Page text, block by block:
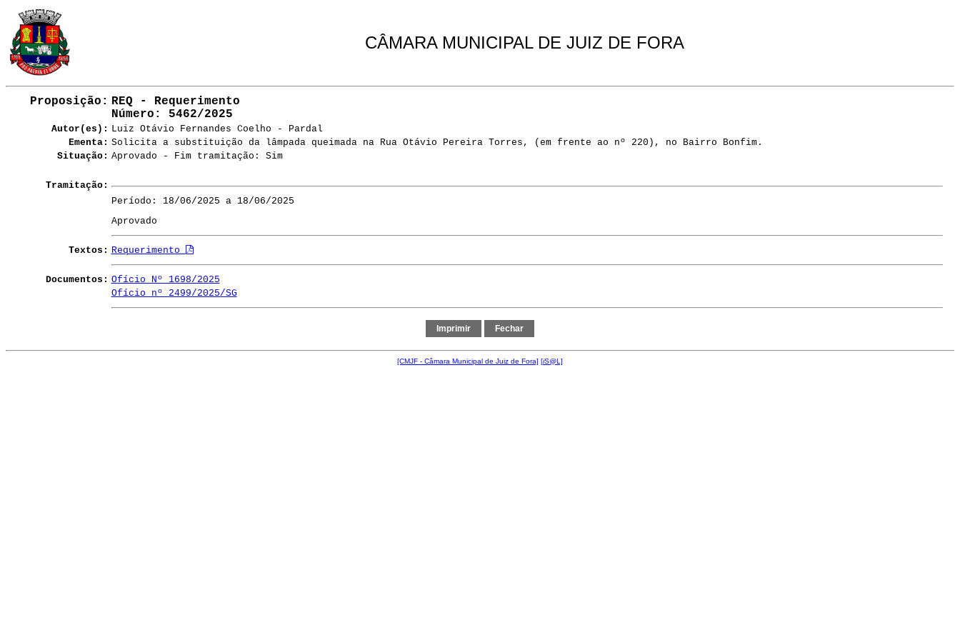
CÂMARA MUNICIPAL DE JUIZ DE FORA
Proposição: REQ - Requerimento
Número : 5462/2025
Autor(es): Luiz Otávio Fernandes Coelho - Pardal
Ementa: Solicita a substituição da lâmpada queimada na Rua Otávio Pereira Torres, (em frente ao nº 220), no Bairro Bonfim.
Situação: Aprovado - Fim tramitação: Sim
Tramitação:
Período: 18/06/2025 a 18/06/2025
Aprovado
Textos: Requerimento
Documentos: Ofício Nº 1698/2025
Ofício nº 2499/2025/SG
[CMJF - Câmara Municipal de Juiz de Fora] [iS@L]